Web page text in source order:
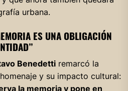
urbana.
ES UNA OBLIGACIÓN
Benedettiremarcó la
y su impacto cultural:
la memoria y pone en